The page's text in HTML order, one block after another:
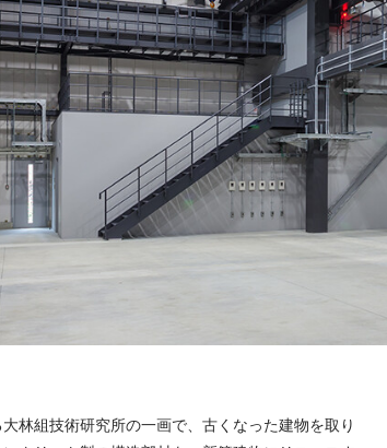
林組技術研究所の一画で、古くなった建物を取り